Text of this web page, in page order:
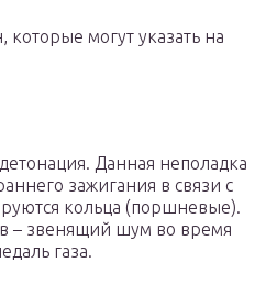
которые могут указать на
Данная неполадка
зажигания в связи с
кольца (поршневые).
– звенящий шум во время
газа.